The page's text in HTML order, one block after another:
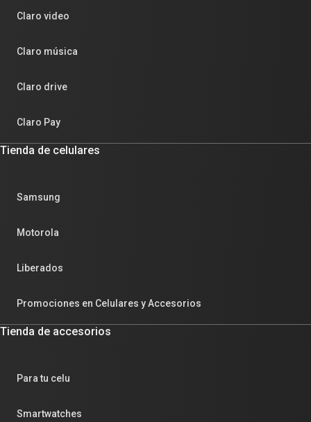
Claro video
Claro música
Claro drive
Claro Pay
Tienda de celulares
Samsung
Motorola
Liberados
Promociones en Celulares y Accesorios
Tienda de accesorios
Para tu celu
Smartwatches